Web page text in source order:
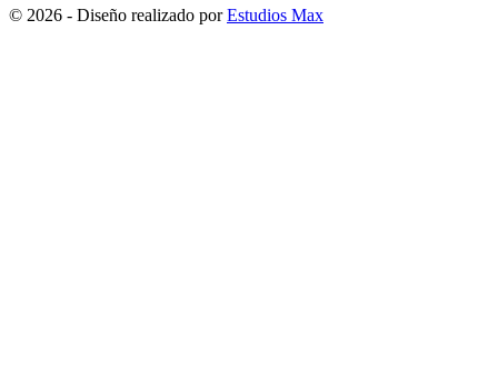
© 2026 - Diseño realizado porEstudios Max